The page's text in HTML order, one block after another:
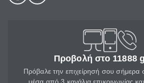
Προβολή στο 11888
Πρόβαλε την επιχείρησή σου σήμερα